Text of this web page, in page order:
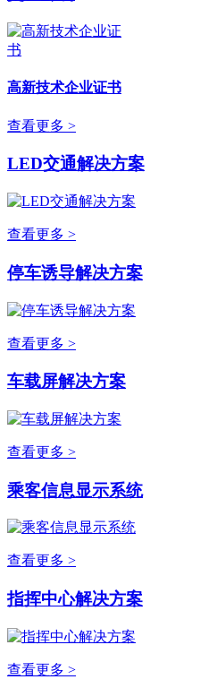
高新技术企业证书
查看更多 >
LED交通解决方案
查看更多 >
停车诱导解决方案
查看更多 >
车载屏解决方案
查看更多 >
乘客信息显示系统
查看更多 >
指挥中心解决方案
查看更多 >